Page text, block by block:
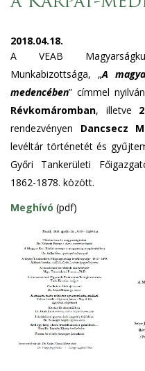
2018.04.18.
A VEAB
Munkabizottsága, „A
medencében” címmel
Révkomáromban, illetve
rendezvényen Dancsecz
levéltár történetét és
Győri Tankerületi
1862-1878. között.
Meghívó (pdf)